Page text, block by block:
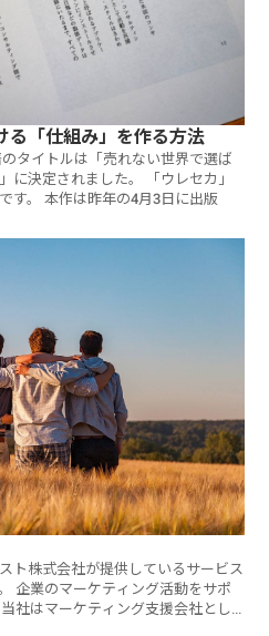
る「仕組み」を作る方法
タイトルは「売れない世界で選ば
に決定されました。 「ウレセカ」
す。 本作は昨年の4月3日に出版
ト株式会社が提供しているサービス
企業のマーケティング活動をサポ
社はマーケティング支援会社とし